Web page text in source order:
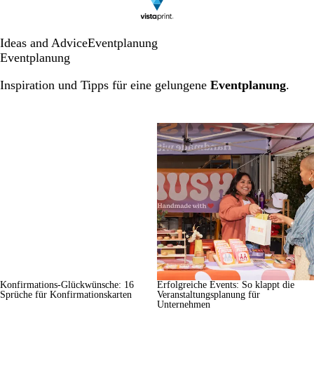
Ideas and AdviceEventplanung
Eventplanung
Inspiration und Tipps für eine gelungene Eventplanung.
Konfirmations-Glückwünsche: 16
Sprüche für Konfirmationskarten
Erfolgreiche Events: So klappt die
Veranstaltungsplanung für
Unternehmen